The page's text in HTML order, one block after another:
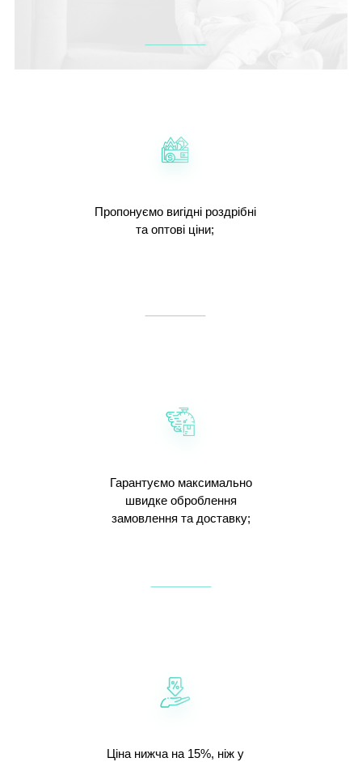
Пропонуємо вигідні роздрібні
та оптові ціни;
Гарантуємо максимально
швидке оброблення
замовлення та доставку;
Ціна нижча на 15%, ніж у